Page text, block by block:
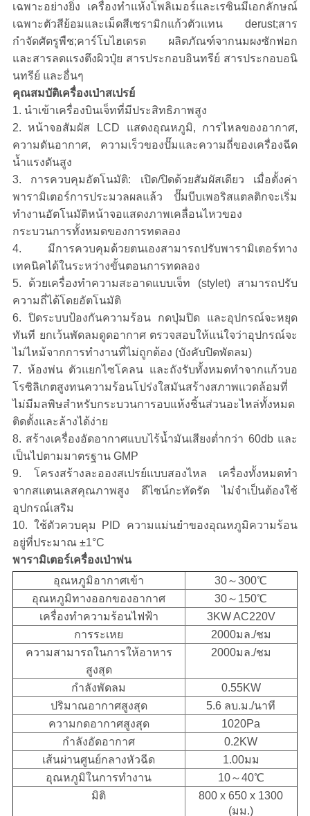
เฉพาะอย่างยิ่ง เครื่องทำแห้งโพลิเมอร์และเรซินมีเอกลักษณ์
เฉพาะตัวสีย้อมและเม็ดสีเซรามิกแก้วตัวแทน derust;สาร
กำจัดศัตรูพืช;คาร์โบไฮเดรต ผลิตภัณฑ์จากนมผงซักฟอก
และสารลดแรงตึงผิวปุ๋ย สารประกอบอินทรีย์ สารประกอบอนิ
นทรีย์ และอื่นๆ
คุณสมบัติเครื่องเป่าสเปรย์
1. นำเข้าเครื่องบินเจ็ทที่มีประสิทธิภาพสูง
2. หน้าจอสัมผัส LCD แสดงอุณหภูมิ, การไหลของอากาศ,
ความดันอากาศ, ความเร็วของปั๊มและความถี่ของเครื่องฉีด
น้ำแรงดันสูง
3. การควบคุมอัตโนมัติ: เปิด/ปิดด้วยสัมผัสเดียว เมื่อตั้งค่า
พารามิเตอร์การประมวลผลแล้ว ปั๊มบีบเพอริสแตลติกจะเริ่ม
ทำงานอัตโนมัติหน้าจอแสดงภาพเคลื่อนไหวของ
กระบวนการทั้งหมดของการทดลอง
4. มีการควบคุมด้วยตนเองสามารถปรับพารามิเตอร์ทาง
เทคนิคได้ในระหว่างขั้นตอนการทดลอง
5. ด้วยเครื่องทำความสะอาดแบบเจ็ท (stylet) สามารถปรับ
ความถี่ได้โดยอัตโนมัติ
6. ปิดระบบป้องกันความร้อน กดปุ่มปิด และอุปกรณ์จะหยุด
ทันที ยกเว้นพัดลมดูดอากาศ ตรวจสอบให้แน่ใจว่าอุปกรณ์จะ
ไม่ไหม้จากการทำงานที่ไม่ถูกต้อง (บังคับปิดพัดลม)
7. ห้องพ่น ตัวแยกไซโคลน และถังรับทั้งหมดทำจากแก้วบอ
โรซิลิเกตสูงทนความร้อนโปร่งใสมันสร้างสภาพแวดล้อมที่
ไม่มีมลพิษสำหรับกระบวนการอบแห้งชิ้นส่วนอะไหล่ทั้งหมด
ติดตั้งและล้างได้ง่าย
8. สร้างเครื่องอัดอากาศแบบไร้น้ำมันเสียงต่ำกว่า 60db และ
เป็นไปตามมาตรฐาน GMP
9. โครงสร้างละอองสเปรย์แบบสองไหล เครื่องทั้งหมดทำ
จากสแตนเลสคุณภาพสูง ดีไซน์กะทัดรัด ไม่จำเป็นต้องใช้
อุปกรณ์เสริม
10. ใช้ตัวควบคุม PID ความแม่นยำของอุณหภูมิความร้อน
อยู่ที่ประมาณ ±1°C
พารามิเตอร์เครื่องเป่าพ่น
อุณหภูมิอากาศเข้า
30～300℃
อุณหภูมิทางออกของอากาศ
30～150℃
เครื่องทำความร้อนไฟฟ้า
3KW AC220V
การระเหย
2000มล./ชม
ความสามารถในการให้อาหาร
สูงสุด
2000มล./ชม
กำลังพัดลม
0.55KW
ปริมาณอากาศสูงสุด
5.6 ลบ.ม./นาที
ความกดอากาศสูงสุด
1020Pa
กำลังอัดอากาศ
0.2KW
เส้นผ่านศูนย์กลางหัวฉีด
1.00มม
อุณหภูมิในการทำงาน
10～40℃
มิติ
800 x 650 x 1300
(มม.)